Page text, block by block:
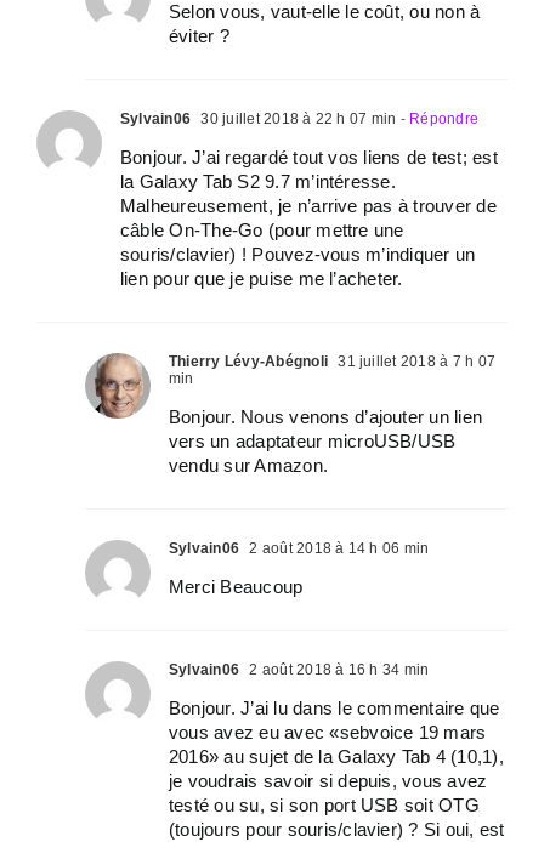
Selon vous, vaut-elle le coût, ou non à
éviter ?
Sylvain06 30 juillet 2018 à 22 h 07 min - Répondre
Bonjour. J’ai regardé tout vos liens de test; est
la Galaxy Tab S2 9.7 m’intéresse.
Malheureusement, je n’arrive pas à trouver de
câble On-The-Go (pour mettre une
souris/clavier) ! Pouvez-vous m’indiquer un
lien pour que je puise me l’acheter.
Thierry Lévy-Abégnoli 31 juillet 2018 à 7 h 07
min
Bonjour. Nous venons d’ajouter un lien
vers un adaptateur microUSB/USB
vendu sur Amazon.
Sylvain06 2 août 2018 à 14 h 06 min
Merci Beaucoup
Sylvain06 2 août 2018 à 16 h 34 min
Bonjour. J’ai lu dans le commentaire que
vous avez eu avec «sebvoice 19 mars
2016» au sujet de la Galaxy Tab 4 (10,1),
je voudrais savoir si depuis, vous avez
testé ou su, si son port USB soit OTG
(toujours pour souris/clavier) ? Si oui, est